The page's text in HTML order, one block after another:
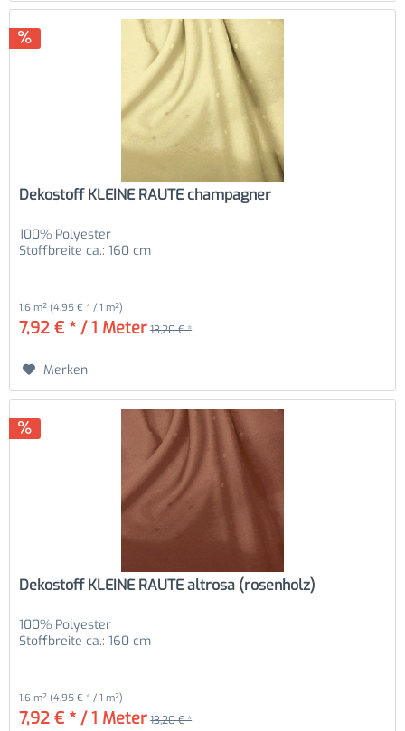
Dekostoff KLEINE RAUTE champagner
100% Polyester
Stoffbreite ca.: 160 cm
1.6 m² (4,95 € * / 1 m²)
7,92 € * / 1 Meter 13,20 € *
Merken
Dekostoff KLEINE RAUTE altrosa (rosenholz)
100% Polyester
Stoffbreite ca.: 160 cm
1.6 m² (4,95 € * / 1 m²)
7,92 € * / 1 Meter 13,20 € *